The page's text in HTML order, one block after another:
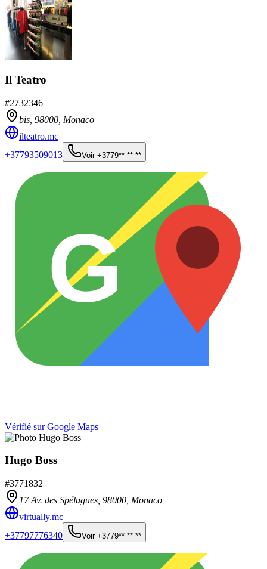
Il Teatro
#2732346
bis, 98000 Monaco
ilteatro.mc
+37793509013
Voir +3779** ** **
G
Vérifié sur Google Maps
Hugo Boss
#3771832
17 Av. des Spélugues, 98000 Monaco
virtually.mc
+37797776340
Voir +3779** ** **